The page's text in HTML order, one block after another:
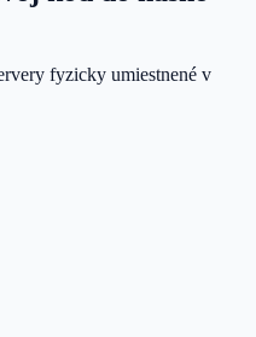
fyzicky umiestnené v